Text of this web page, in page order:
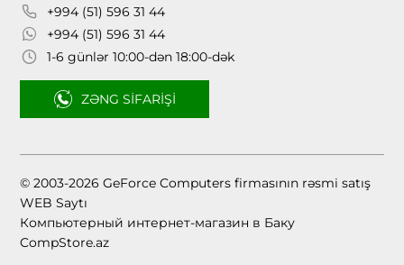
+994 (51) 596 31 44
+994 (51) 596 31 44
1-6 günlər 10:00-dən 18:00-dək
ZƏNG SIFARIŞI
© 2003-2026 GeForce Computers firmasının rəsmi satış
WEB Saytı
Компьютерный интернет-магазин в Баку
CompStore.az